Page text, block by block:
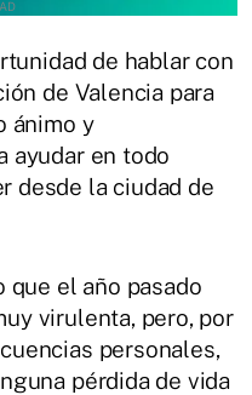
de hablar con
de Valencia para
ánimo y
ayudar en todo
desde la ciudad de
que el año pasado
virulenta, pero, por
personales,
pérdida de vida